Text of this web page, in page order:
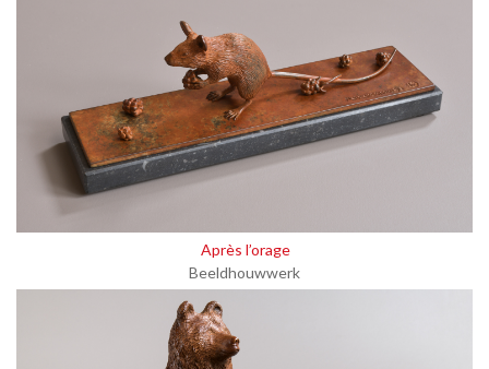
Après l’orage
Beeldhouwwerk